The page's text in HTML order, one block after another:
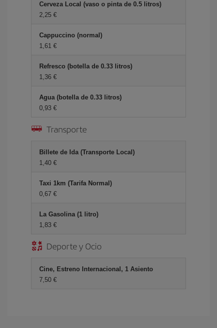
Cerveza Local (vaso o pinta de 0.5 litros)
2,25 €
Cappuccino (normal)
1,61 €
Refresco (botella de 0.33 litros)
1,36 €
Agua (botella de 0.33 litros)
0,93 €
Transporte
Billete de Ida (Transporte Local)
1,40 €
Taxi 1km (Tarifa Normal)
0,67 €
La Gasolina (1 litro)
1,83 €
Deporte y Ocio
Cine, Estreno Internacional, 1 Asiento
7,50 €